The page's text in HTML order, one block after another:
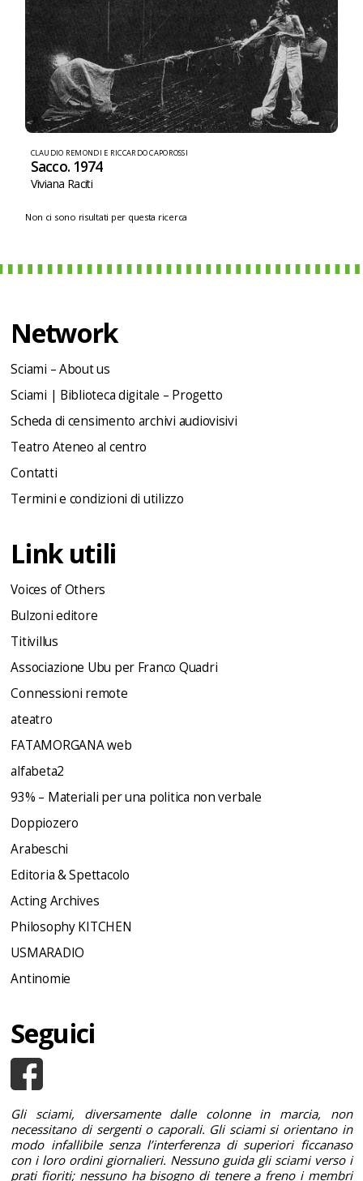
CLAUDIO REMONDI E RICCARDO CAPOROSSI
Sacco. 1974
Viviana Raciti
Non ci sono risultati per questa ricerca
Network
Sciami – About us
Sciami | Biblioteca digitale – Progetto
Scheda di censimento archivi audiovisivi
Teatro Ateneo al centro
Contatti
Termini e condizioni di utilizzo
Link utili
Voices of Others
Bulzoni editore
Titivillus
Associazione Ubu per Franco Quadri
Connessioni remote
ateatro
FATAMORGANA web
alfabeta2
93% – Materiali per una politica non verbale
Doppiozero
Arabeschi
Editoria & Spettacolo
Acting Archives
Philosophy KITCHEN
USMARADIO
Antinomie
Seguici
Gli sciami, diversamente dalle colonne in marcia, non
necessitano di sergenti o caporali. Gli sciami si orientano in
modo infallibile senza l’interferenza di superiori ficcanaso
con i loro ordini giornalieri. Nessuno guida gli sciami verso i
prati fioriti; nessuno ha bisogno di tenere a freno i membri